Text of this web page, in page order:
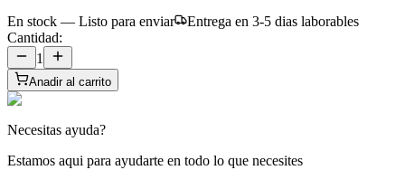
En stock — Listo para enviar
Entrega en 3-5 dias laborables
Cantidad:
1
Anadir al carrito
Necesitas ayuda?
Estamos aqui para ayudarte en todo lo que necesites